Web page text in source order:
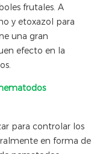
frutales. A
y etoxazol para
una gran
efecto en la
para controlar los
en forma de